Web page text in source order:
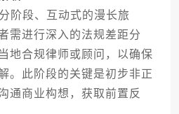
段、互动式的漫长旅
需进行深入的法规差距分
地合规律师或顾问，以确保
。此阶段的关键是初步非正
通商业构想，获取前置反